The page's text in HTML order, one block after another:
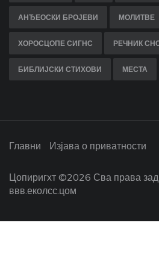
АНЂЕОСКИ БРОЈЕВИ МОЛИТВЕ
ХОРОСЦОПЕ СИГНС РЕЧНИК
БИБЛИЈСКИ СТИХОВИ МЕСТА
Главни Изјава о приватности
Цопиригхт ©2026 Сва права
ввв.еколсс.цом